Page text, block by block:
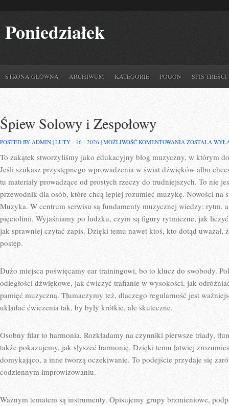
Poniedziałek
STRONA GŁÓWNA ARCHIWUM KATEGORIE POGOŃ SPIS TREŚCI
Śpiew Solowy i Zespołowy
POSTED BY ADMIN | LUTY - 16 - 2026 | MOŻLIWOŚĆ KOMENTOWANIA ŚPIEW
ZESPOŁOWY
ZOSTAŁA
To zakątek stworzyliśmy jako edukacyjny blog muzyczny, w którym
Jeśli szukasz przystępnego wprowadzenia w świat dźwięków albo
tu materiały prowadzące od prostych rzeczy do trudniejszych. To nie
przewodnik dla osób, które chcą lepiej rozumieć muzykę. Nowości na
Muzyka. W centrum serwisu są fundamenty muzycznej wiedzy: rytm,
pięciolinii. Wyjaśniamy po ludzku, czym są figury rytmiczne, jak
jak sprawniej czytać zapis. Dzięki temu nawet ktoś, kto dotąd uważał,
postęp.
Dużo miejsca poświęcamy ear trainingowi, bo to klucz do swobody.
odległości dźwiękowe, jak ćwiczyć trafianie w wysokości, jak
pamięć muzyczną. Tłumaczymy też, dlaczego regularność jest
układać ćwiczenia tak, by były krótkie, ale skuteczne.
Osobny filar to harmonia. Rozkładamy na czynniki pierwsze triady,
także pokazujemy, jak słyszeć harmonię. Dzięki temu łatwiej
domykająco, a inne tworzą oczekiwanie. To podejście przydaje się
codziennym improwizowaniu.
Ważnym tematem są instrumenty. Opisujemy grupy brzmieniowe,